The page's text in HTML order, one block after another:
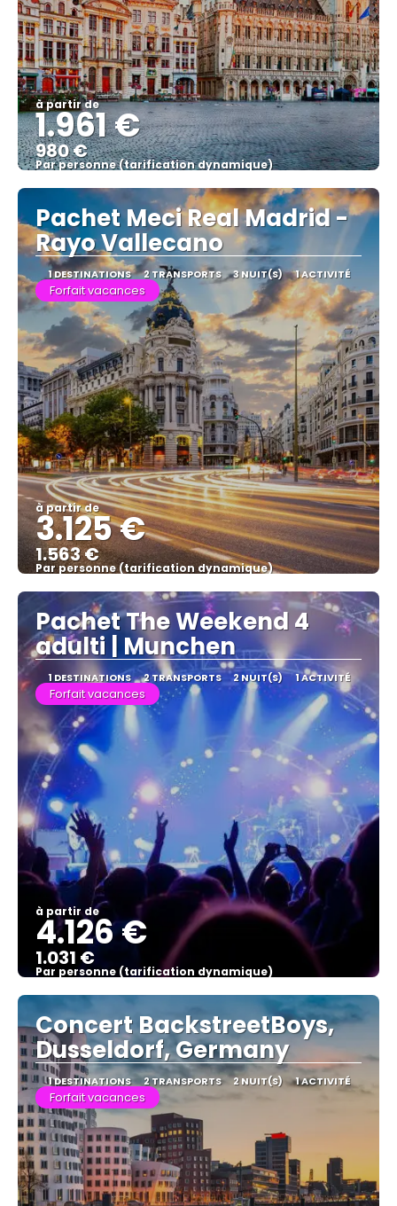
à partir de
1.961 €
980 €
Par personne (tarification dynamique)
Afficher
Pachet Meci Real Madrid -
Rayo Vallecano
1 DESTINATIONS 2 TRANSPORTS 3 NUIT(S) 1 ACTIVITÉ
Forfait vacances
à partir de
3.125 €
1.563 €
Par personne (tarification dynamique)
Afficher
Pachet The Weekend 4
adulti | Munchen
1 DESTINATIONS 2 TRANSPORTS 2 NUIT(S) 1 ACTIVITÉ
Forfait vacances
à partir de
4.126 €
1.031 €
Par personne (tarification dynamique)
Afficher
Concert BackstreetBoys,
Dusseldorf, Germany
1 DESTINATIONS 2 TRANSPORTS 2 NUIT(S) 1 ACTIVITÉ
Forfait vacances